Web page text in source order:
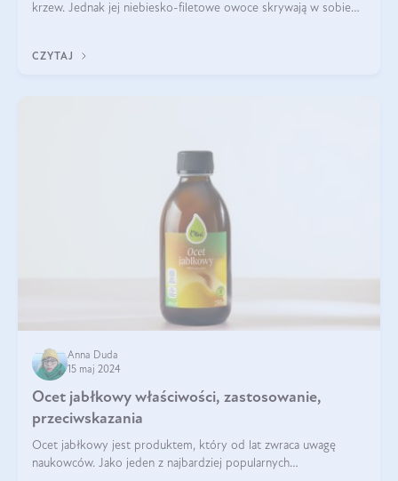
krzew. Jednak jej niebiesko-filetowe owoce skrywają w sobie
CZYTAJ
Anna Duda
15 maj 2024
Ocet jabłkowy właściwości, zastosowanie,
przeciwskazania
Ocet jabłkowy jest produktem, który od lat zwraca uwagę
naukowców. Jako jeden z najbardziej popularnych